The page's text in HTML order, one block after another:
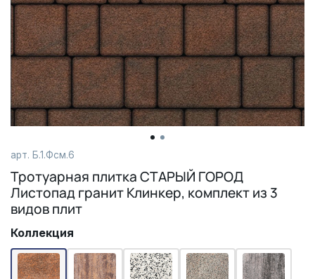
арт. Б.1.Фсм.6
Тротуарная плитка СТАРЫЙ ГОРОД
Листопад гранит Клинкер, комплект из 3
видов плит
Коллекция